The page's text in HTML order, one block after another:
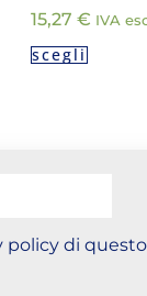
15,27 € IVA
scegli
policy di